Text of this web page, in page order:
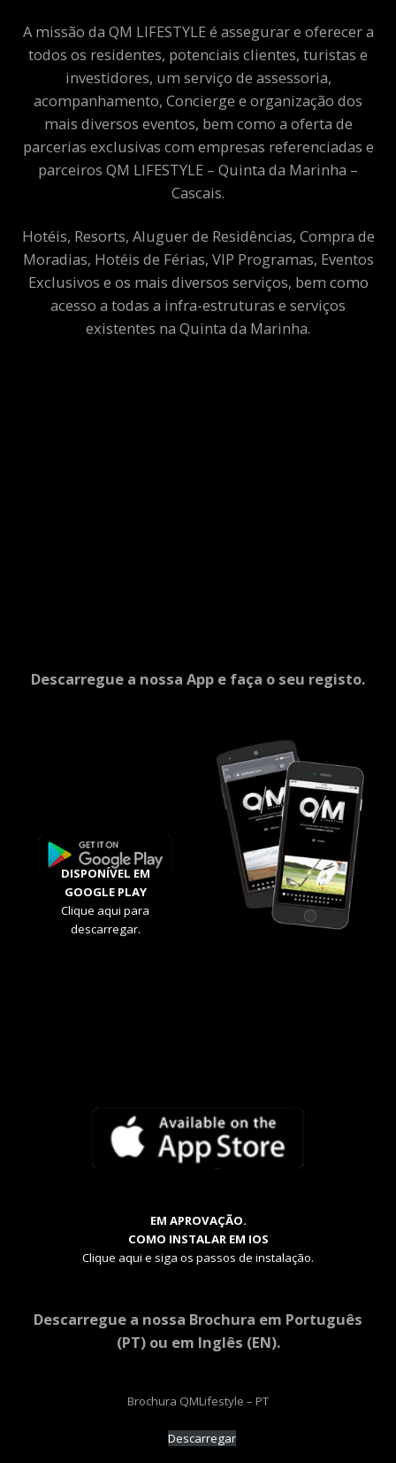
A missão da QM LIFESTYLE é assegurar e oferecer a
todos os residentes, potenciais clientes, turistas e
investidores, um serviço de assessoria,
acompanhamento, Concierge e organização dos
mais diversos eventos, bem como a oferta de
parcerias exclusivas com empresas referenciadas e
parceiros QM LIFESTYLE – Quinta da Marinha –
Cascais.
Hotéis, Resorts, Aluguer de Residências, Compra de
Moradias, Hotéis de Férias, VIP Programas, Eventos
Exclusivos e os mais diversos serviços, bem como
acesso a todas a infra-estruturas e serviços
existentes na Quinta da Marinha.
Descarregue a nossa App e faça o seu registo.
DISPONÍVEL EM
GOOGLE PLAY
Clique aqui para
descarregar.
EM APROVAÇÃO.
COMO INSTALAR EM IOS
Clique aqui e siga os passos de instalação.
Descarregue a nossa Brochura em Português
(PT) ou em Inglês (EN).
Brochura QMLifestyle – PT
Descarregar